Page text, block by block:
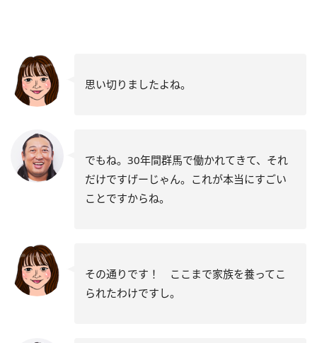
思い切りましたよね。
でもね。30年間群馬で働かれてきて、それ
だけですげーじゃん。これが本当にすごい
ことですからね。
その通りです！ ここまで家族を養ってこ
られたわけですし。